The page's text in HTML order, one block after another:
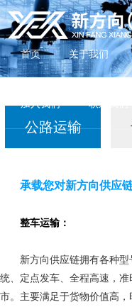
首页 关于我们
加入我们 联系我们
公路运输
承载您对新方向供应
整车运输：
新方向供应链拥有各种型
统、定点发车、全程高速，
市。主要满足于货物价值高，